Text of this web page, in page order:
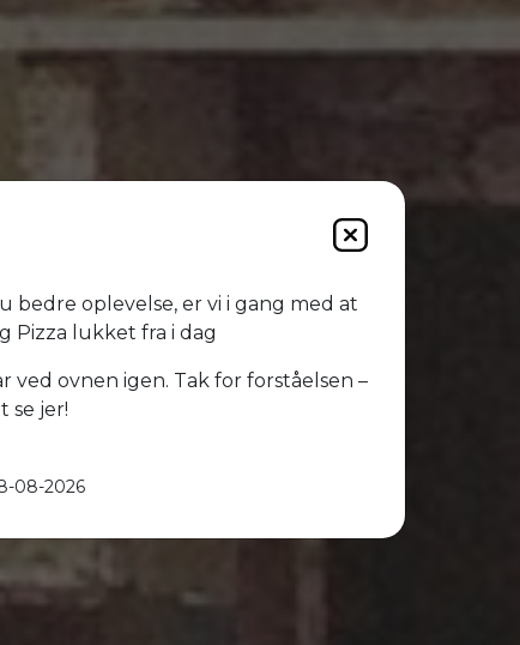
Pizza
I ODENSE S
oplevelse, er vi i gang med at
Pizza lukket fra i dag
ved ovnen igen. Tak for forståelsen –
se jer!
08-2026